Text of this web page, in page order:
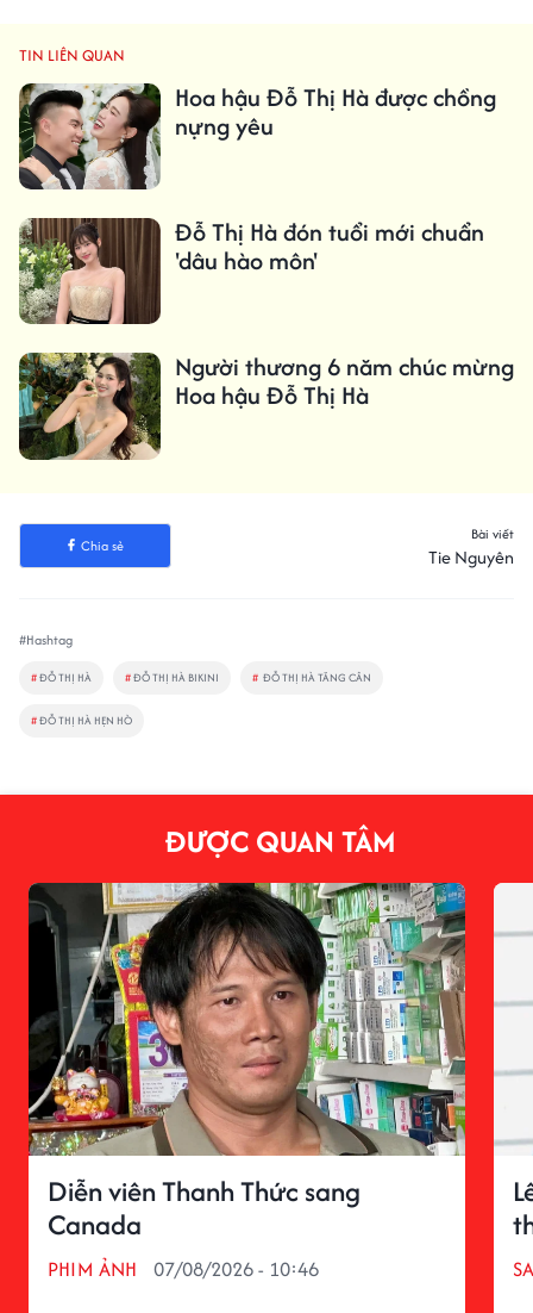
TIN LIÊN QUAN
Hoa hậu Đỗ Thị Hà được chồng
nựng yêu
Đỗ Thị Hà đón tuổi mới chuẩn
'dâu hào môn'
Người thương 6 năm chúc mừng
Hoa hậu Đỗ Thị Hà
Chia sẻ
Bài viết
Tie Nguyên
#Hashtag
#ĐỖ THỊ HÀ #ĐỖ THỊ HÀ BIKINI # ĐỖ THỊ HÀ TĂNG CÂN
#ĐỖ THỊ HÀ HẸN HÒ
ĐƯỢC QUAN TÂM
Diễn viên Thanh Thức sang
Canada
PHIM ẢNH 07/08/2026 - 10:46